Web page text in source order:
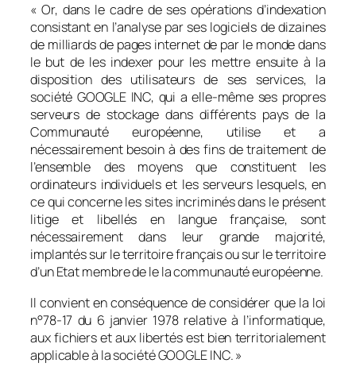
« Or, dans le cadre de ses opérations d’indexation
consistant en l’analyse par ses logiciels de dizaines
de milliards de pages internet de par le monde dans
le but de les indexer pour les mettre ensuite à la
disposition des utilisateurs de ses services, la
société GOOGLE INC, qui a elle-même ses propres
serveurs de stockage dans différents pays de la
Communauté européenne, utilise et a
nécessairement besoin à des fins de traitement de
l’ensemble des moyens que constituent les
ordinateurs individuels et les serveurs lesquels, en
ce qui concerne les sites incriminés dans le présent
litige et libellés en langue française, sont
nécessairement dans leur grande majorité,
implantés sur le territoire français ou sur le territoire
d’un Etat membre de le la communauté européenne.
Il convient en conséquence de considérer que la loi
n°78-17 du 6 janvier 1978 relative à l’informatique,
aux fichiers et aux libertés est bien territorialement
applicable à la société GOOGLE INC. »